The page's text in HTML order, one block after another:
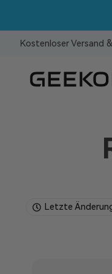
Kostenloser Versand
Letzte